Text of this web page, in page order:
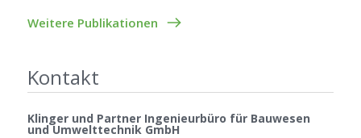
Weitere Publikationen
Kontakt
Klinger und Partner Ingenieurbüro für Bauwesen
und Umwelttechnik GmbH